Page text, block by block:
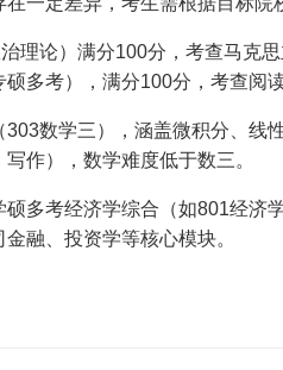
理论）满分100分，考查马克
多考），满分100分，考查阅
数学三），涵盖微积分、线
作），数学难度低于数三。
多考经济学综合（如801经济
融、投资学等核心模块。